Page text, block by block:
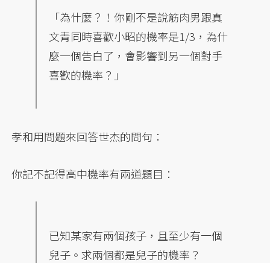
「為什麼？！你剛不是說筋肉男跟真
文青同時喜歡小昭的機率是1/3，為什
麼一個告白了，會影響到另一個對手
喜歡的機率？」
孝和用問題來回答世杰的問句：
你記不記得高中機率有兩道題目：
已知某家有兩個孩子，且至少有一個
兒子。求兩個都是兒子的機率？